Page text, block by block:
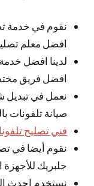
نقوم في خدمة
افضل معلم
لدينا افضل
افضل فريق
نعمل في تبديل
صيانة تلفونات
فني تصليح
نقوم أيضا في
جلبريك للأجهزة الايفون 13 ايفون 8
نستخدم احدث